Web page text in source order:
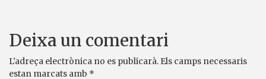
Deixa un comentari
L'adreça electrònica no es publicarà. Els camps necessaris
estan marcats amb *